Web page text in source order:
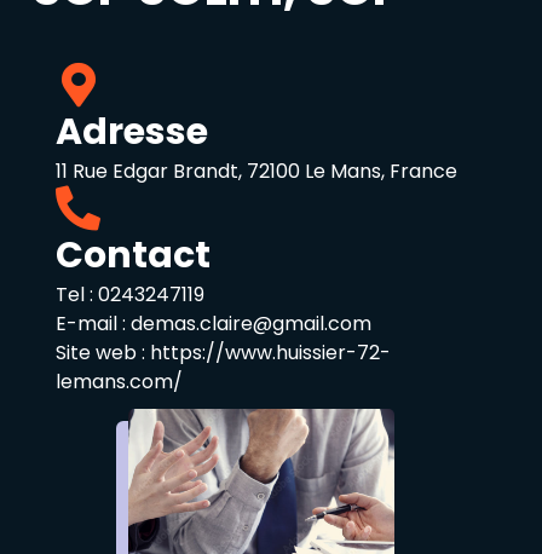
Adresse
11 Rue Edgar Brandt, 72100 Le Mans, France
Contact
Tel : 0243247119
E-mail : demas.claire@gmail.com
Site web : https://www.huissier-72-
lemans.com/